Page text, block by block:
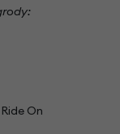
On